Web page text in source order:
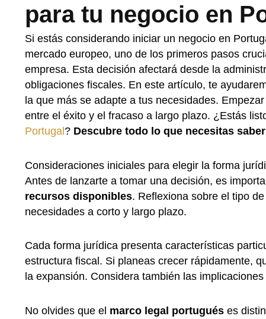
para tu negocio en
Si estás considerando iniciar un negocio en
mercado europeo, uno de los primeros pasos
empresa. Esta decisión afectará desde la
obligaciones fiscales. En este artículo, te
la que más se adapte a tus necesidades.
entre el éxito y el fracaso a largo plazo. ¿Estás
Portugal ? Descubre todo lo que necesitas
Consideraciones iniciales para elegir la forma
Antes de lanzarte a tomar una decisión, es
recursos disponibles. Reflexiona sobre el tipo
necesidades a corto y largo plazo.
Cada forma jurídica presenta características
estructura fiscal. Si planeas crecer rápidamente,
la expansión. Considera también las
No olvides que el marco legal portugués es